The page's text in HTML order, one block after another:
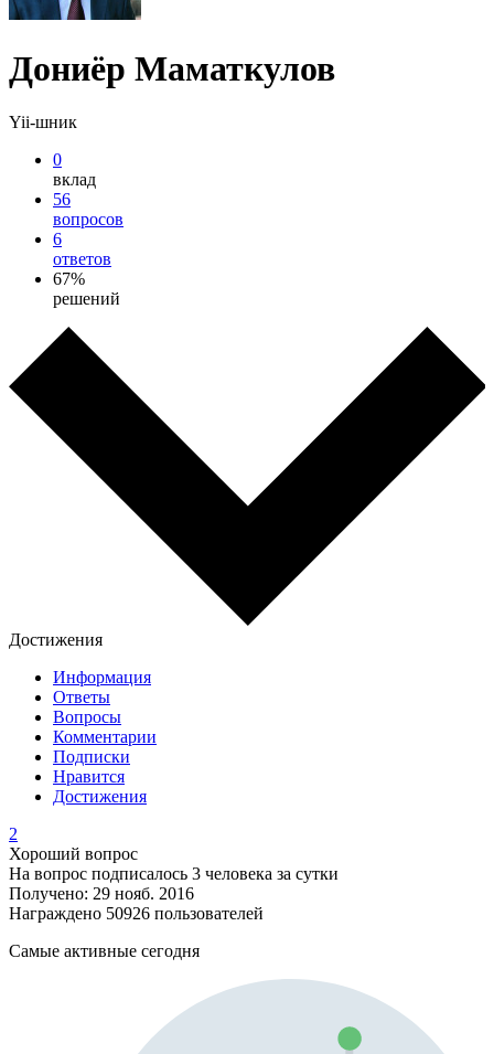
Дониёр Маматкулов
Yii-шник
0
вклад
56
вопросов
6
ответов
67%
решений
Достижения
Информация
Ответы
Вопросы
Комментарии
Подписки
Нравится
Достижения
2
Хороший вопрос
На вопрос подписалось 3 человека за сутки
Получено: 29 нояб. 2016
Награждено 50926 пользователей
Самые активные сегодня